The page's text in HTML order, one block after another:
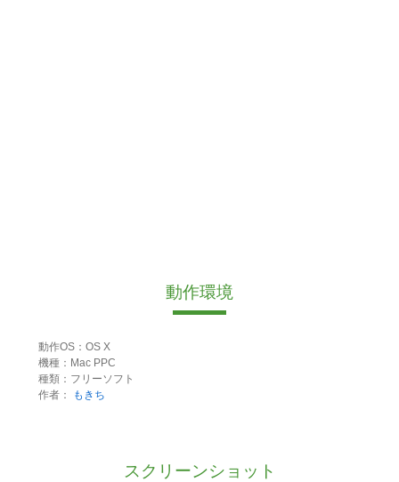
動作環境
動作OS：OS X
機種：Mac PPC
種類：フリーソフト
作者：
もきち
スクリーンショット